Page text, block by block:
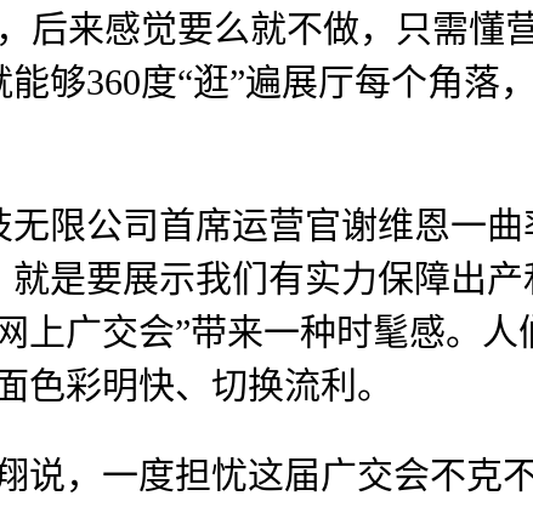
来感觉要么就不做，只需懂
够360度“逛”遍展厅每个角落
公司首席运营官谢维恩一曲
是要展示我们有实力保障出产
上广交会”带来一种时髦感。人
彩明快、切换流利。
，一度担忧这届广交会不克